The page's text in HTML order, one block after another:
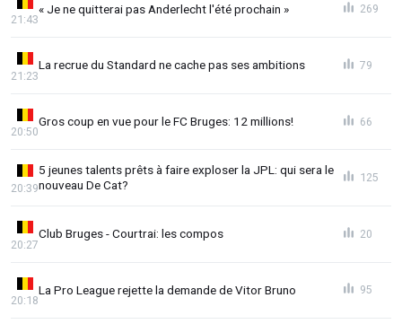
« Je ne quitterai pas Anderlecht l'été prochain »
21:43
269
La recrue du Standard ne cache pas ses ambitions
21:23
79
Gros coup en vue pour le FC Bruges: 12 millions!
20:50
66
5 jeunes talents prêts à faire exploser la JPL: qui sera le
nouveau De Cat?
20:39
125
Club Bruges - Courtrai: les compos
20:27
20
La Pro League rejette la demande de Vitor Bruno
20:18
95